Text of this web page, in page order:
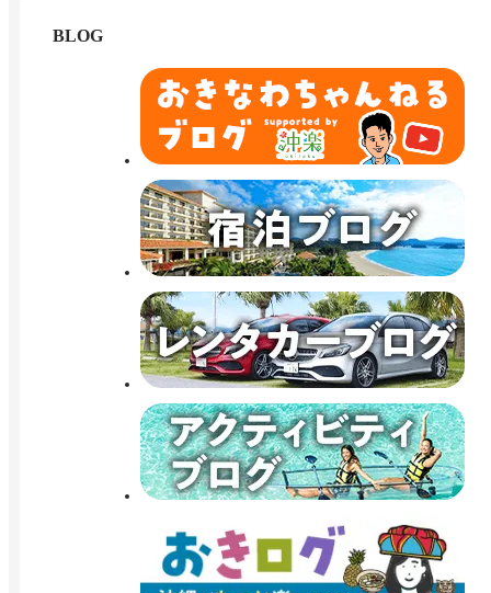
BLOG